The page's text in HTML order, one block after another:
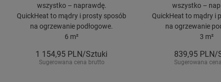
wszystko – naprawdę.
QuickHeat to mądry i prosty sposób
na ogrzewanie podłogowe.
6 m²
1 154,95 PLN/Sztuki
Sugerowana cena brutto
wszystko –
QuickHeat to mądry i
na ogrzewanie
3 m²
839,95 PLN/
Sugerowana